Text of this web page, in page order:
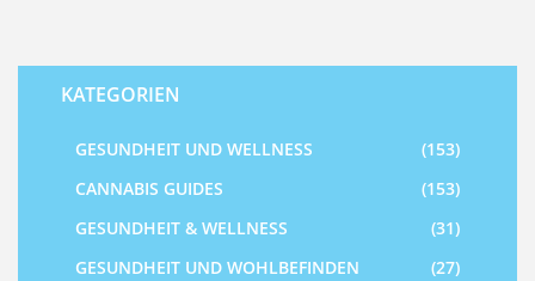
KATEGORIEN
GESUNDHEIT UND WELLNESS
(153)
CANNABIS GUIDES
(153)
GESUNDHEIT & WELLNESS
(31)
GESUNDHEIT UND WOHLBEFINDEN
(27)